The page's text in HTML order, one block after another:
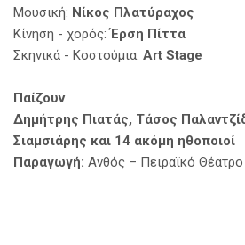
Μουσική: Νίκος Πλατύραχος
Κίνηση - χορός:Έρση Πίττα
Σκηνικά - Κοστούμια: Art Stage
Παίζουν
Δημήτρης Πιατάς, Τάσος
Σιαμσιάρης και 14 ακόμη ηθοποιοί
Παραγωγή: Ανθός – Πειραϊκό